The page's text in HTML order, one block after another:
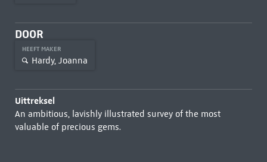
DOOR
HEEFT MAKER
Hardy, Joanna
Uittreksel
An ambitious, lavishly illustrated survey of the most
valuable of precious gems.